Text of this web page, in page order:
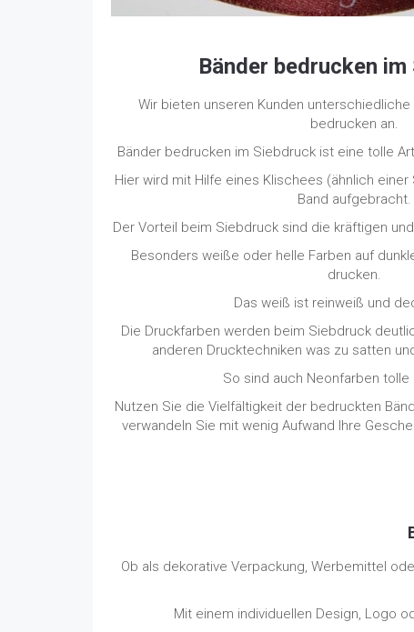
Bänder bedrucken
Wir bieten unseren Kunden
bedrucken an.
Bänder bedrucken im Siebdruck ist eine tolle
Hier wird mit Hilfe eines Klischees (ähnlich
Band aufgebracht.
Der Vorteil beim Siebdruck sind die kräftigen
Besonders weiße oder helle Farben auf
drucken.
Das weiß ist reinweiß und
Die Druckfarben werden beim Siebdruck
anderen Drucktechniken was zu satten
So sind auch Neonfarben tolle
Nutzen Sie die Vielfältigkeit der bedruckten
verwandeln Sie mit wenig Aufwand Ihre
Ob als dekorative Verpackung, Werbemittel
Mit einem individuellen Design, Logo